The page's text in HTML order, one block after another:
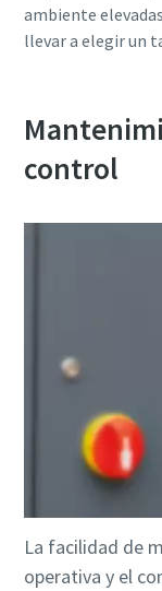
ambiente
llevar a elegir un
control
La facilidad de
operativa y el